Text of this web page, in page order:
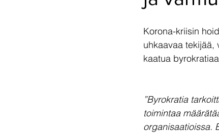
Korona-kriisin
uhkaavaa tekijää,
kaatua
”Byrokratia
toimintaa
organisaatioissa.